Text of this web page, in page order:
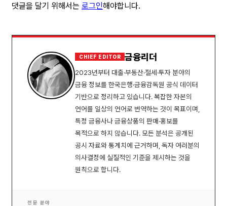
댓글을 달기 위해서는 로그인해야합니다.
CHIEF EDITOR 금융리더
2023년부터 대출·부동산·절세·투자 분야의
금융 정보를 한국은행·금융감독원 공식 데이터
기반으로 정리하고 있습니다. 복잡한 자본의
언어를 일상의 언어로 번역하는 것이 목표이며,
특정 금융사나 금융상품의 판매·홍보를
목적으로 하지 않습니다. 모든 분석은 공개된
공시 자료와 통계치에 근거하며, 독자 여러분의
의사결정에 실질적인 기준을 제시하는 것을
원칙으로 합니다.
전문 분야